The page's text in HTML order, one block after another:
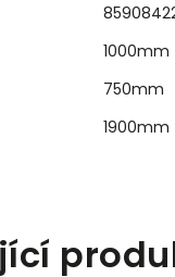
1000mm
750mm
1900mm